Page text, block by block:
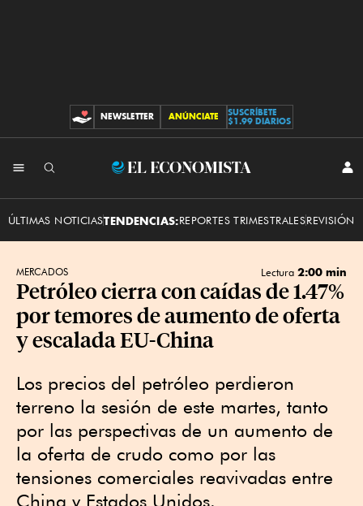
CONTRIBUCIONES
NEWSLETTER ANÚNCIATE
SUSCRÍBETE
$1.99 DIARIOS
El
ÚLTIMAS NOTICIASTENDENCIAS:REPORTES TRIMESTRALESREVISIÓN
MERCADOS Lectura 2:00 min
Petróleo cierra con caídas de 1.47%
por temores de aumento de oferta
y escalada EU-China
Los precios del petróleo perdieron
terreno la sesión de este martes, tanto
por las perspectivas de un aumento de
la oferta de crudo como por las
tensiones comerciales reavivadas entre
China y Estados Unidos.